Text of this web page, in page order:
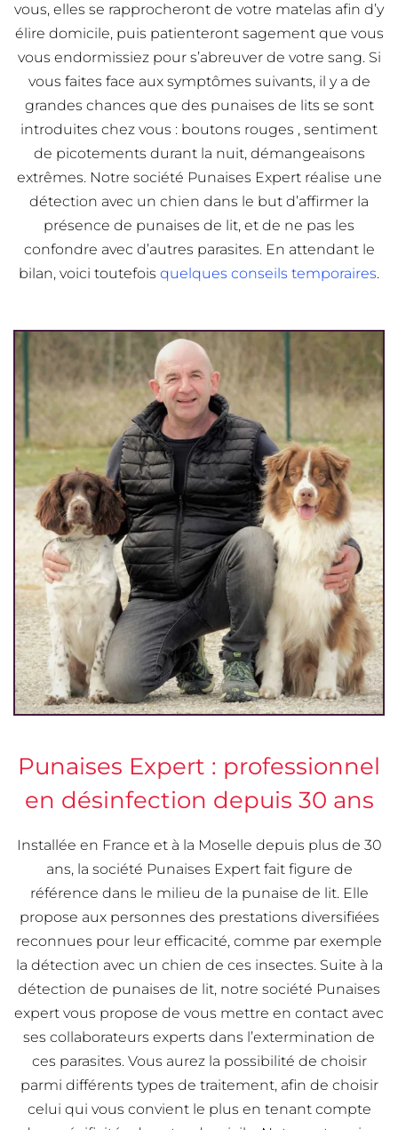
vous, elles se rapprocheront de votre matelas afin d’y
élire domicile, puis patienteront sagement que vous
vous endormissiez pour s’abreuver de votre sang. Si
vous faites face aux symptômes suivants, il y a de
grandes chances que des punaises de lits se sont
introduites chez vous : boutons rouges , sentiment
de picotements durant la nuit, démangeaisons
extrêmes. Notre société Punaises Expert réalise une
détection avec un chien dans le but d’affirmer la
présence de punaises de lit, et de ne pas les
confondre avec d’autres parasites. En attendant le
bilan, voici toutefois quelques conseils temporaires.
Punaises Expert : professionnel
en désinfection depuis 30 ans
Installée en France et à la Moselle depuis plus de 30
ans, la société Punaises Expert fait figure de
référence dans le milieu de la punaise de lit. Elle
propose aux personnes des prestations diversifiées
reconnues pour leur efficacité, comme par exemple
la détection avec un chien de ces insectes. Suite à la
détection de punaises de lit, notre société Punaises
expert vous propose de vous mettre en contact avec
ses collaborateurs experts dans l’extermination de
ces parasites. Vous aurez la possibilité de choisir
parmi différents types de traitement, afin de choisir
celui qui vous convient le plus en tenant compte